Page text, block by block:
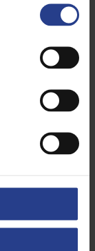
om
prövotid är
innebär inte
har
enligt
i HOSP-
ska framgå